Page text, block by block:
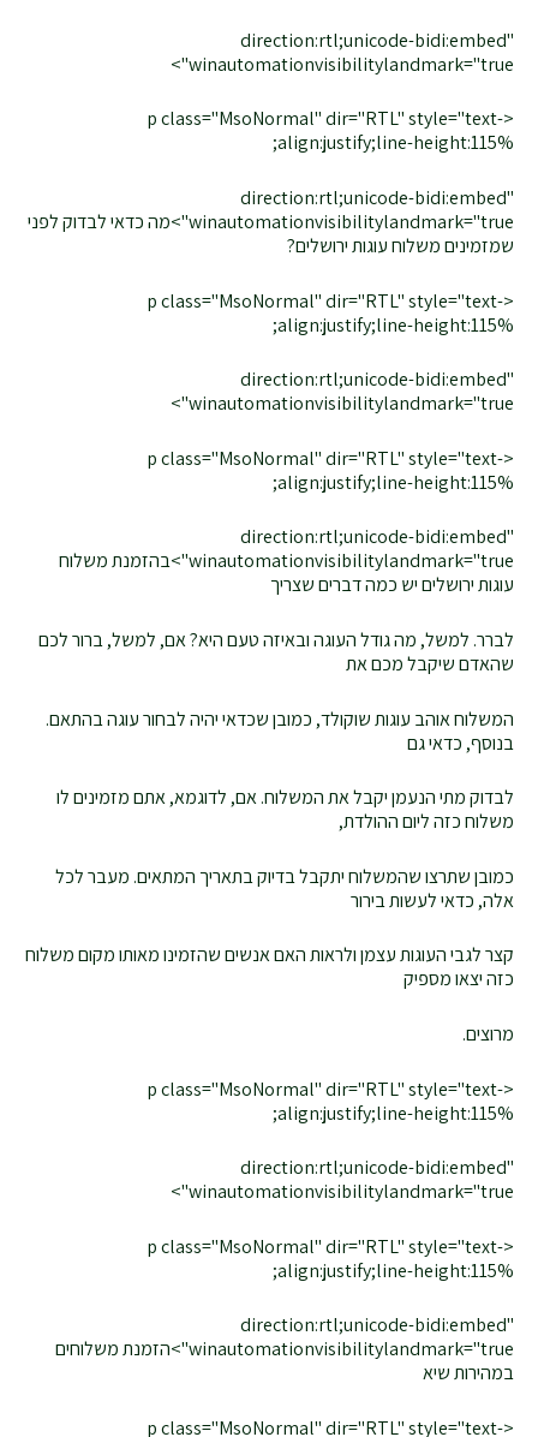
direction:rtl;unicode-bidi:embed"
winautomationvisibilitylandmark="true">
<p class="MsoNormal" dir="RTL" style="text-
align:justify;line-height:115%;
direction:rtl;unicode-bidi:embed"
winautomationvisibilitylandmark="true">מה כדאי לבדוק לפני
שמזמינים משלוח עוגות ירושלים?
<p class="MsoNormal" dir="RTL" style="text-
align:justify;line-height:115%;
direction:rtl;unicode-bidi:embed"
winautomationvisibilitylandmark="true">
<p class="MsoNormal" dir="RTL" style="text-
align:justify;line-height:115%;
direction:rtl;unicode-bidi:embed"
winautomationvisibilitylandmark="true">בהזמנת משלוח
עוגות ירושלים יש כמה דברים שצריך
לברר. למשל, מה גודל העוגה ובאיזה טעם היא? אם, למשל, ברור לכם
שהאדם שיקבל מכם את
המשלוח אוהב עוגות שוקולד, כמובן שכדאי יהיה לבחור עוגה בהתאם.
בנוסף, כדאי גם
לבדוק מתי הנעמן יקבל את המשלוח. אם, לדוגמא, אתם מזמינים לו
משלוח כזה ליום ההולדת,
כמובן שתרצו שהמשלוח יתקבל בדיוק בתאריך המתאים. מעבר לכל
אלה, כדאי לעשות בירור
קצר לגבי העוגות עצמן ולראות האם אנשים שהזמינו מאותו מקום משלוח
כזה יצאו מספיק
מרוצים.
<p class="MsoNormal" dir="RTL" style="text-
align:justify;line-height:115%;
direction:rtl;unicode-bidi:embed"
winautomationvisibilitylandmark="true">
<p class="MsoNormal" dir="RTL" style="text-
align:justify;line-height:115%;
direction:rtl;unicode-bidi:embed"
winautomationvisibilitylandmark="true">הזמנת משלוחים
במהירות שיא
<p class="MsoNormal" dir="RTL" style="text-